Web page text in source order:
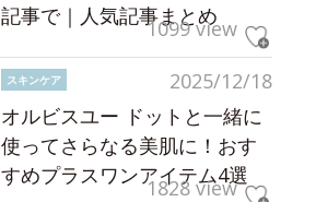
記事で｜人気記事まとめ
1099 view
2025/12/18
スキンケア
オルビスユー ドットと一緒に
使ってさらなる美肌に！おす
すめプラスワンアイテム4選
1828 view